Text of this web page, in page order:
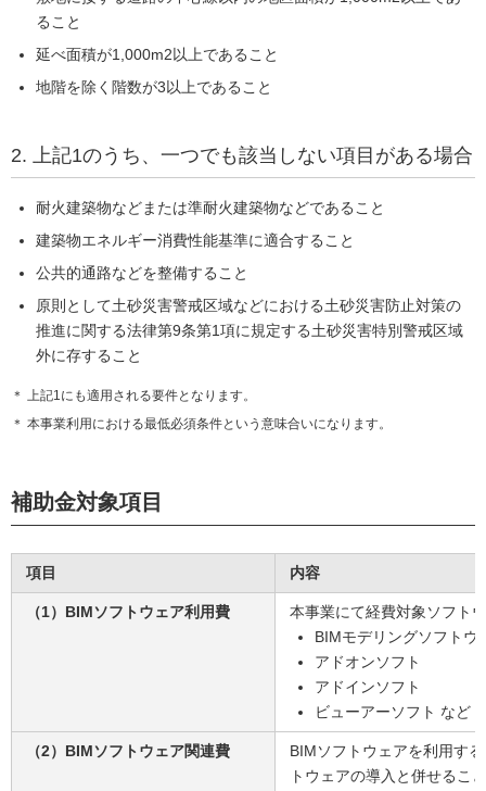
ること
延べ面積が1,000m2以上であること
地階を除く階数が3以上であること
2. 上記1のうち、一つでも該当しない項目がある場合
耐火建築物などまたは準耐火建築物などであること
建築物エネルギー消費性能基準に適合すること
公共的通路などを整備すること
原則として土砂災害警戒区域などにおける土砂災害防止対策の
推進に関する法律第9条第1項に規定する土砂災害特別警戒区域
外に存すること
＊ 上記1にも適用される要件となります。
＊ 本事業利用における最低必須条件という意味合いになります。
補助金対象項目
項目 内容
（1）BIMソフトウェア利用費
本事業にて経費対象ソフト
BIMモデリングソフトウ
アドオンソフト
アドインソフト
ビューアーソフト など
（2）BIMソフトウェア関連費
BIMソフトウェアを利用す
トウェアの導入と併せるこ